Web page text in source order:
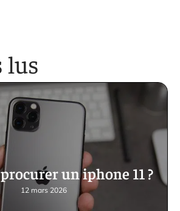
lus
un iphone 11 ?
12 mars 2026